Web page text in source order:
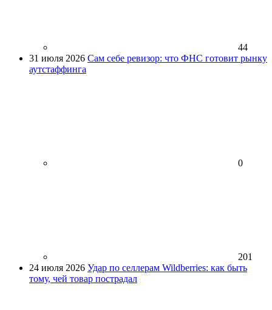
44
31 июля 2026 Сам себе ревизор: что ФНС готовит рынку
аутстаффинга
0
201
24 июля 2026 Удар по селлерам Wildberries: как быть
тому, чей товар пострадал